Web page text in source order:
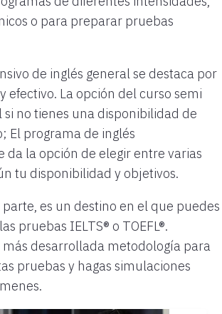
o para preparar pruebas
de inglés general se destaca por
efectivo. La opción del curso semi
si no tienes una disponibilidad de
El programa de inglés
da la opción de elegir entre varias
tu disponibilidad y objetivos.
es un destino en el que puedes
pruebas IELTS® o TOEFL®.
más desarrollada metodología para
pruebas y hagas simulaciones